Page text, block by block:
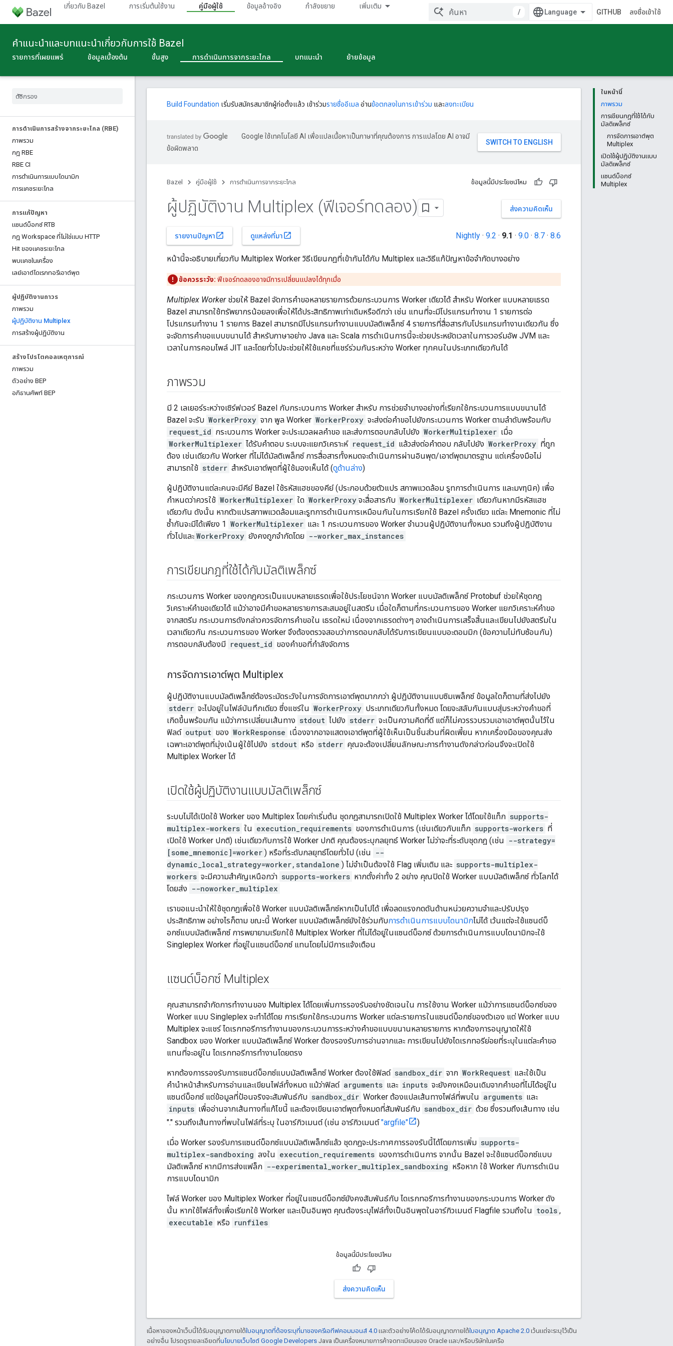
เกี่ยวกับ Bazel การเริ่มต้นใช้งาน คู่มือผู้ใช้ ข้อมูลอ้างอิง กําลังขยาย เพิ่มเติม
/ GITHUB ลงชื่อเข้าใช้
คําแนะนําและบทแนะนําเกี่ยวกับการใช้ Bazel
รายการที่เผยแพร่ ข้อมูลเบื้องต้น ขั้นสูง การดําเนินการจากระยะไกล บทแนะนำ ย้ายข้อมูล
การดําเนินการสร้างจากระยะไกล (RBE)
ภาพรวม
กฎ RBE
RBE CI
การดําเนินการแบบไดนามิก
การแคชระยะไกล
การแก้ปัญหา
แซนด์บ็อกซ์ RTB
กฎ Workspace ที่ไม่ใช่แบบ HTTP
Hit ของแคชระยะไกล
พบแคชในเครื่อง
เลย์เอาต์ไดเรกทอรีเอาต์พุต
ผู้ปฏิบัติงานถาวร
ภาพรวม
ผู้ปฏิบัติงาน Multiplex
การสร้างผู้ปฏิบัติงาน
สร้างโปรโตคอลเหตุการณ์
ภาพรวม
ตัวอย่าง BEP
อภิธานศัพท์ BEP
ในหน้านี้
ภาพรวม
การเขียนกฎที่ใช้ได้กับ
มัลติเพล็กซ์
การจัดการเอาต์พุต
Multiplex
เปิดใช้ผู้ปฏิบัติงานแบบ
มัลติเพล็กซ์
แซนด์บ็อกซ์
Multiplex
Build Foundation เริ่มรับสมัครสมาชิกผู้ก่อตั้งแล้ว เข้าร่วมรายชื่ออีเมล อ่านข้อตกลงในการเข้าร่วม และลงทะเบียน
Google ใช้เทคโนโลยี AI เพื่อแปลเนื้อหาเป็นภาษาที่คุณต้องการ การแปลโดย AI อาจมี
ข้อผิดพลาด
Bazel คู่มือผู้ใช้ การดําเนินการจากระยะไกล ข้อมูลนี้มีประโยชน์ไหม
ส่งความคิดเห็น
ผู้ปฏิบัติงาน Multiplex (ฟีเจอร์ทดลอง)
รายงานปัญหา open_in_new ดูแหล่งที่มา open_in_new Nightly · 9.2 · 9.1 · 9.0 · 8.7 · 8.6
หน้านี้จะอธิบายเกี่ยวกับ Multiplex Worker วิธีเขียนกฎที่เข้ากันได้กับ Multiplex และวิธีแก้ปัญหาข้อจำกัดบางอย่าง
ข้อควรระวัง: ฟีเจอร์ทดลองอาจมีการเปลี่ยนแปลงได้ทุกเมื่อ
Multiplex Workerช่วยให้ Bazel จัดการคำขอหลายรายการด้วยกระบวนการ Worker เดียวได้ สำหรับ Worker แบบหลายเธรด
Bazel สามารถใช้ทรัพยากรน้อยลงเพื่อให้ได้ประสิทธิภาพเท่าเดิมหรือดีกว่า เช่น แทนที่จะมีโปรแกรมทำงาน 1 รายการต่อ
โปรแกรมทำงาน 1 รายการ Bazel สามารถมีโปรแกรมทำงานแบบมัลติเพล็กซ์ 4 รายการที่สื่อสารกับโปรแกรมทำงานเดียวกัน ซึ่ง
จะจัดการคำขอแบบขนานได้ สำหรับภาษาอย่าง Java และ Scala การดำเนินการนี้จะช่วยประหยัดเวลาในการวอร์มอัพ JVM และ
เวลาในการคอมไพล์ JIT และโดยทั่วไปจะช่วยให้ใช้แคชที่แชร์ร่วมกันระหว่าง Worker ทุกคนในประเภทเดียวกันได้
ภาพรวม
มี 2 เลเยอร์ระหว่างเซิร์ฟเวอร์ Bazel กับกระบวนการ Worker สำหรับ การช่วยจำบางอย่างที่เรียกใช้กระบวนการแบบขนานได้
Bazel จะรับ WorkerProxy จาก พูล Worker WorkerProxy จะส่งต่อคำขอไปยังกระบวนการ Worker ตามลำดับพร้อมกับ
request_id กระบวนการ Worker จะประมวลผลคำขอ และส่งการตอบกลับไปยัง WorkerMultiplexer เมื่อ
WorkerMultiplexer ได้รับคำตอบ ระบบจะแยกวิเคราะห์ request_id แล้วส่งต่อคำตอบ กลับไปยัง WorkerProxy ที่ถูก
ต้อง เช่นเดียวกับ Worker ที่ไม่ได้มัลติเพล็กซ์ การสื่อสารทั้งหมดจะดำเนินการผ่านอินพุต/เอาต์พุตมาตรฐาน แต่เครื่องมือไม่
สามารถใช้ stderr สำหรับเอาต์พุตที่ผู้ใช้มองเห็นได้ (ดูด้านล่าง)
ผู้ปฏิบัติงานแต่ละคนจะมีคีย์ Bazel ใช้รหัสแฮชของคีย์ (ประกอบด้วยตัวแปร สภาพแวดล้อม รูทการดำเนินการ และมνηนิค) เพื่อ
กำหนดว่าควรใช้ WorkerMultiplexer ใด WorkerProxy จะสื่อสารกับ WorkerMultiplexer เดียวกันหากมีรหัสแฮช
เดียวกัน ดังนั้น หากตัวแปรสภาพแวดล้อมและรูทการดำเนินการเหมือนกันในการเรียกใช้ Bazel ครั้งเดียว แต่ละ Mnemonic ที่ไม่
ซ้ำกันจะมีได้เพียง 1 WorkerMultiplexer และ 1 กระบวนการของ Worker จำนวนผู้ปฏิบัติงานทั้งหมด รวมถึงผู้ปฏิบัติงาน
ทั่วไปและ WorkerProxy ยังคงถูกจำกัดโดย --worker_max_instances
การเขียนกฎที่ใช้ได้กับมัลติเพล็กซ์
กระบวนการ Worker ของกฎควรเป็นแบบหลายเธรดเพื่อใช้ประโยชน์จาก Worker แบบมัลติเพล็กซ์ Protobuf ช่วยให้ชุดกฎ
วิเคราะห์คำขอเดียวได้ แม้ว่าอาจมีคำขอหลายรายการสะสมอยู่ในสตรีม เมื่อใดก็ตามที่กระบวนการของ Worker แยกวิเคราะห์คำขอ
จากสตรีม กระบวนการดังกล่าวควรจัดการคำขอใน เธรดใหม่ เนื่องจากเธรดต่างๆ อาจดำเนินการเสร็จสิ้นและเขียนไปยังสตรีมใน
เวลาเดียวกัน กระบวนการของ Worker จึงต้องตรวจสอบว่าการตอบกลับได้รับการเขียนแบบอะตอมมิก (ข้อความไม่ทับซ้อนกัน)
การตอบกลับต้องมี request_id ของคำขอที่กำลังจัดการ
การจัดการเอาต์พุต Multiplex
ผู้ปฏิบัติงานแบบมัลติเพล็กซ์ต้องระมัดระวังในการจัดการเอาต์พุตมากกว่า ผู้ปฏิบัติงานแบบซิมเพล็กซ์ ข้อมูลใดก็ตามที่ส่งไปยัง
stderr จะไปอยู่ในไฟล์บันทึกเดียว ซึ่งแชร์ใน WorkerProxy ประเภทเดียวกันทั้งหมด โดยจะสลับกันแบบสุ่มระหว่างคำขอที่
เกิดขึ้นพร้อมกัน แม้ว่าการเปลี่ยนเส้นทาง stdout ไปยัง stderr จะเป็นความคิดที่ดี แต่ก็ไม่ควรรวบรวมเอาเอาต์พุตนั้นไว้ใน
ฟิลด์ output ของ WorkResponse เนื่องจากอาจแสดงเอาต์พุตที่ผู้ใช้เห็นเป็นชิ้นส่วนที่ผิดเพี้ยน หากเครื่องมือของคุณส่ง
เฉพาะเอาต์พุตที่มุ่งเน้นผู้ใช้ไปยัง stdout หรือ stderr คุณจะต้องเปลี่ยนลักษณะการทำงานดังกล่าวก่อนจึงจะเปิดใช้
Multiplex Worker ได้
เปิดใช้ผู้ปฏิบัติงานแบบมัลติเพล็กซ์
ระบบไม่ได้เปิดใช้ Worker ของ Multiplex โดยค่าเริ่มต้น ชุดกฎสามารถเปิดใช้ Multiplex Worker ได้โดยใช้แท็ก supports-
multiplex-workers ใน execution_requirements ของการดำเนินการ (เช่นเดียวกับแท็ก supports-workers ที่
เปิดใช้ Worker ปกติ) เช่นเดียวกับการใช้ Worker ปกติ คุณต้องระบุกลยุทธ์ Worker ไม่ว่าจะที่ระดับชุดกฎ (เช่น --strategy=
[some_mnemonic]=worker ) หรือที่ระดับกลยุทธ์โดยทั่วไป (เช่น --
dynamic_local_strategy=worker,standalone ) ไม่จำเป็นต้องใช้ Flag เพิ่มเติม และ supports-multiplex-
workers จะมีความสำคัญเหนือกว่า supports-workers หากตั้งค่าทั้ง 2 อย่าง คุณปิดใช้ Worker แบบมัลติเพล็กซ์ ทั่วโลกได้
โดยส่ง --noworker_multiplex
เราขอแนะนำให้ใช้ชุดกฎเพื่อใช้ Worker แบบมัลติเพล็กซ์หากเป็นไปได้ เพื่อลดแรงกดดันด้านหน่วยความจำและปรับปรุง
ประสิทธิภาพ อย่างไรก็ตาม ขณะนี้ Worker แบบมัลติเพล็กซ์ยังใช้ร่วมกับการดำเนินการแบบไดนามิกไม่ได้ เว้นแต่จะใช้แซนด์บ็
อกซ์แบบมัลติเพล็กซ์ การพยายามเรียกใช้ Multiplex Worker ที่ไม่ได้อยู่ในแซนด์บ็อกซ์ ด้วยการดำเนินการแบบไดนามิกจะใช้
Singleplex Worker ที่อยู่ในแซนด์บ็อกซ์ แทนโดยไม่มีการแจ้งเตือน
แซนด์บ็อกซ์ Multiplex
คุณสามารถจำกัดการทำงานของ Multiplex ได้โดยเพิ่มการรองรับอย่างชัดเจนใน การใช้งาน Worker แม้ว่าการแซนด์บ็อกซ์ของ
Worker แบบ Singleplex จะทำได้โดย การเรียกใช้กระบวนการ Worker แต่ละรายการในแซนด์บ็อกซ์ของตัวเอง แต่ Worker แบบ
Multiplex จะแชร์ ไดเรกทอรีการทำงานของกระบวนการระหว่างคำขอแบบขนานหลายรายการ หากต้องการอนุญาตให้ใช้
Sandbox ของ Worker แบบมัลติเพล็กซ์ Worker ต้องรองรับการอ่านจากและ การเขียนไปยังไดเรกทอรีย่อยที่ระบุในแต่ละคำขอ
แทนที่จะอยู่ใน ไดเรกทอรีการทำงานโดยตรง
หากต้องการรองรับการแซนด์บ็อกซ์แบบมัลติเพล็กซ์ Worker ต้องใช้ฟิลด์ sandbox_dir จาก WorkRequest และใช้เป็น
คำนำหน้าสำหรับการอ่านและเขียนไฟล์ทั้งหมด แม้ว่าฟิลด์ arguments และ inputs จะยังคงเหมือนเดิมจากคำขอที่ไม่ได้อยู่ใน
แซนด์บ็อกซ์ แต่ข้อมูลที่ป้อนจริงจะสัมพันธ์กับ sandbox_dir Worker ต้องแปลเส้นทางไฟล์ที่พบใน arguments และ
inputs เพื่ออ่านจากเส้นทางที่แก้ไขนี้ และต้องเขียนเอาต์พุตทั้งหมดที่สัมพันธ์กับ sandbox_dir ด้วย ซึ่งรวมถึงเส้นทาง เช่น
"." รวมถึงเส้นทางที่พบในไฟล์ที่ระบุ ในอาร์กิวเมนต์ (เช่น อาร์กิวเมนต์"argfile" )
เมื่อ Worker รองรับการแซนด์บ็อกซ์แบบมัลติเพล็กซ์แล้ว ชุดกฎจะประกาศการรองรับนี้ได้โดยการเพิ่ม supports-
multiplex-sandboxing ลงใน execution_requirements ของการดำเนินการ จากนั้น Bazel จะใช้แซนด์บ็อกซ์แบบ
มัลติเพล็กซ์ หากมีการส่งแฟล็ก --experimental_worker_multiplex_sandboxing หรือหาก ใช้ Worker กับการดำเนิน
การแบบไดนามิก
ไฟล์ Worker ของ Multiplex Worker ที่อยู่ในแซนด์บ็อกซ์ยังคงสัมพันธ์กับ ไดเรกทอรีการทำงานของกระบวนการ Worker ดัง
นั้น หากใช้ไฟล์ทั้งเพื่อเรียกใช้ Worker และเป็นอินพุต คุณต้องระบุไฟล์ทั้งเป็นอินพุตในอาร์กิวเมนต์ Flagfile รวมถึงใน tools ,
executable หรือ runfiles
ข้อมูลนี้มีประโยชน์ไหม
ส่งความคิดเห็น
เนื้อหาของหน้าเว็บนี้ได้รับอนุญาตภายใต้ใบอนุญาตที่ต้องระบุที่มาของครีเอทีฟคอมมอนส์ 4.0 และตัวอย่างโค้ดได้รับอนุญาตภายใต้ใบอนุญาต Apache 2.0 เว้นแต่จะระบุไว้เป็น
อย่างอื่น โปรดดูรายละเอียดที่นโยบายเว็บไซต์ Google Developers Java เป็นเครื่องหมายการค้าจดทะเบียนของ Oracle และ/หรือบริษัทในเครือ